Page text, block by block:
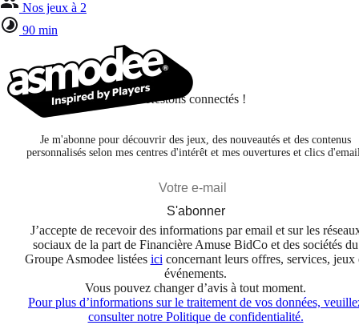
Nos jeux à 2
90 min
Restons connectés !
Je m'abonne pour découvrir des jeux, des nouveautés et des contenus
personnalisés selon mes centres d'intérêt et mes ouvertures et clics
S'abonner
J’accepte de recevoir des informations par email et sur les
sociaux de la part de Financière Amuse BidCo et des sociétés du
Groupe Asmodee listées ici concernant leurs offres, services, jeux
événements.
Vous pouvez changer d’avis à tout moment.
Pour plus d’informations sur le traitement de vos données,
consulter notre Politique de confidentialité.